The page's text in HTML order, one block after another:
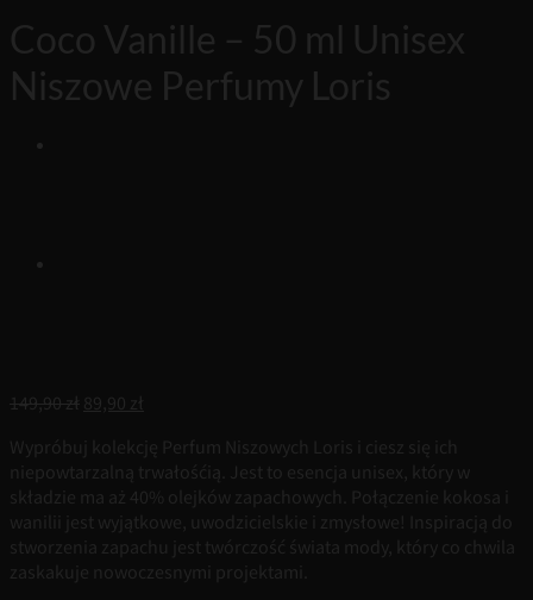
Coco Vanille – 50 ml Unisex
Niszowe Perfumy Loris
149,90zł Pierwotna
wynosiła:
149,90 zł.
89,90 zł
wynosi:
89,90 zł.
Wypróbuj kolekcję Perfum Niszowych Loris i ciesz się ich
niepowtarzalną trwałośćią. Jest to esencja unisex, który w
składzie ma aż 40% olejków zapachowych. Połączenie kokosa i
wanilii jest wyjątkowe, uwodzicielskie i zmysłowe! Inspiracją do
stworzenia zapachu jest twórczość świata mody, który co chwila
zaskakuje nowoczesnymi projektami.